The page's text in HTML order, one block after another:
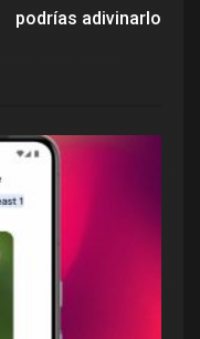
podrías adivinarlo